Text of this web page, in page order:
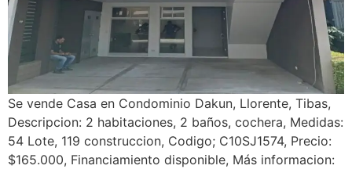
Se vende Casa en Condominio Dakun, Llorente, Tibas,
Descripcion: 2 habitaciones, 2 baños, cochera, Medidas:
54 Lote, 119 construccion, Codigo; C10SJ1574, Precio:
$165.000, Financiamiento disponible, Más informacion: